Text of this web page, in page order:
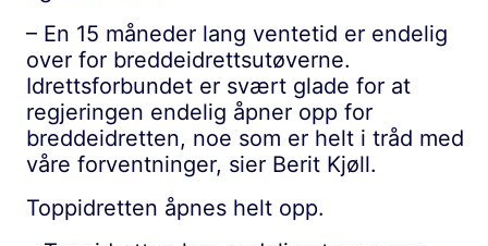
– En 15 måneder lang ventetid er endelig
over for breddeidrettsutøverne.
Idrettsforbundet er svært glade for at
regjeringen endelig åpner opp for
breddeidretten, noe som er helt i tråd med
våre forventninger, sier Berit Kjøll.
Toppidretten åpnes helt opp.